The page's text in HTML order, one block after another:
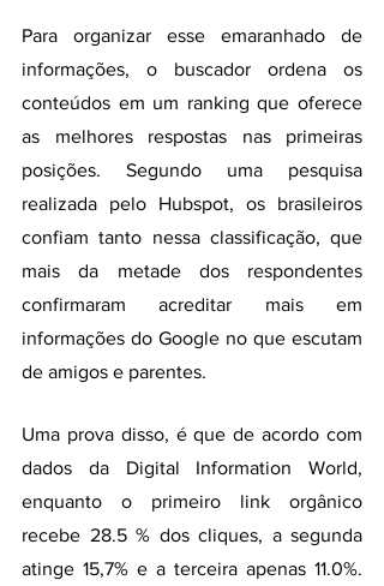
Para organizar esse emaranhado de
informações, o buscador ordena os
conteúdos em um ranking que oferece
as melhores respostas nas primeiras
posições. Segundo uma pesquisa
realizada pelo Hubspot, os brasileiros
confiam tanto nessa classificação, que
mais da metade dos respondentes
confirmaram acreditar mais em
informações do Google no que escutam
de amigos e parentes.
Uma prova disso, é que de acordo com
dados da Digital Information World,
enquanto o primeiro link orgânico
recebe 28.5 % dos cliques, a segunda
atinge 15,7% e a terceira apenas 11.0%.